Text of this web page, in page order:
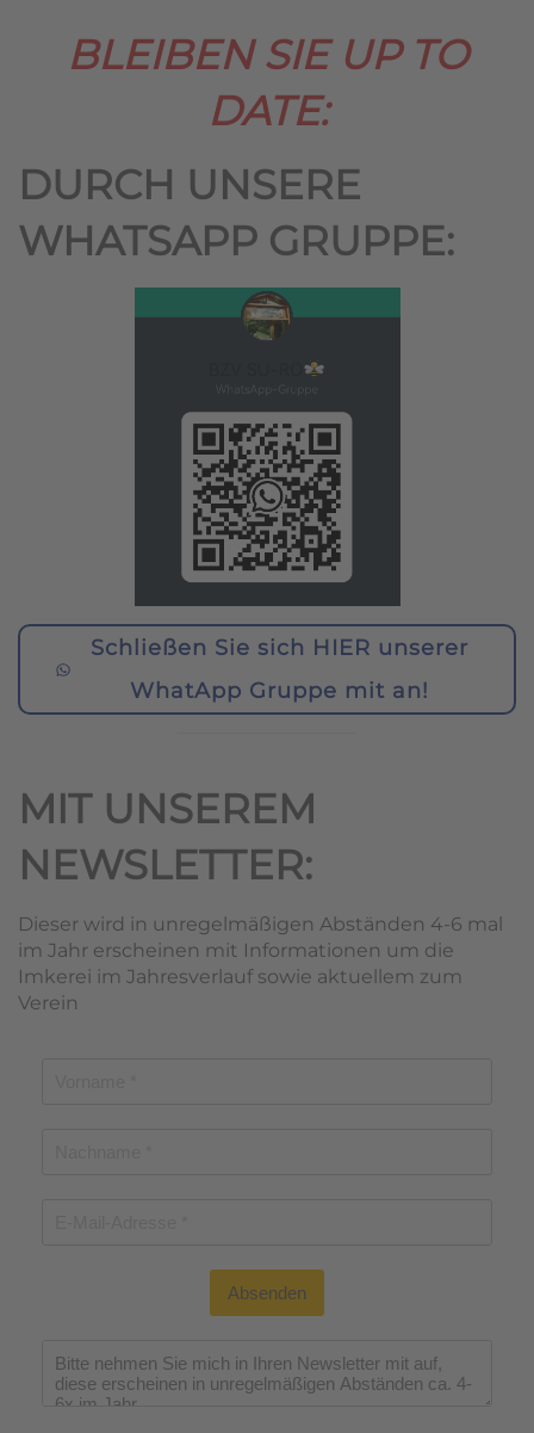
BLEIBEN SIE UP TO
DATE:
DURCH UNSERE
WHATSAPP GRUPPE:
Schließen Sie sich HIER unserer
WhatApp Gruppe mit an!
MIT UNSEREM
NEWSLETTER:
Dieser wird in unregelmäßigen Abständen 4-6 mal
im Jahr erscheinen mit Informationen um die
Imkerei im Jahresverlauf sowie aktuellem zum
Verein
Absenden